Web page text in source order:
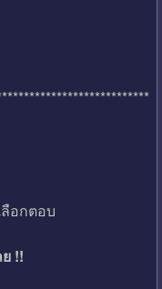
อกตอบ
!!